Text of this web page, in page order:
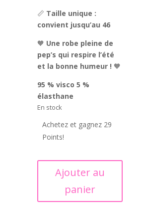
📏 Taille unique :
convient jusqu’au 46
🧡 Une robe pleine de
pep’s qui respire l’été
et la bonne humeur ! 🧡
95 % visco 5 %
élasthane
En stock
Achetez et gagnez 29
Points!
Flavie
Ajouter au
panier